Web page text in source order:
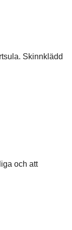
Skinnklädd
och att